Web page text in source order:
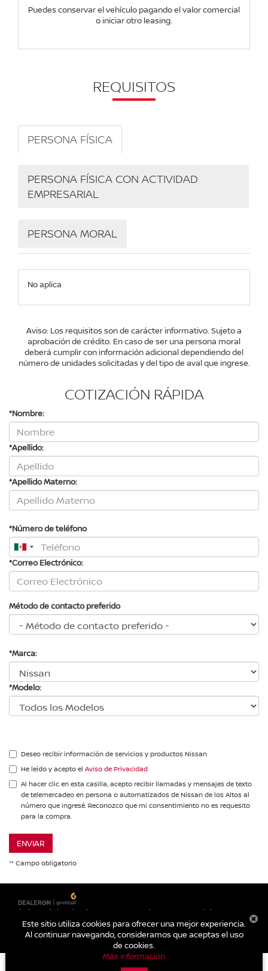
Puedes conservar el vehículo pagando el valor comercial
o iniciar otro leasing.
REQUISITOS
PERSONA FÍSICA
PERSONA FÍSICA CON ACTIVIDAD
EMPRESARIAL
PERSONA MORAL
No aplica
Aviso: Los requisitos son de carácter informativo. Sujeto a
aprobación de crédito. En caso de ser una persona moral
deberá cumplir con información adicional dependiendo del
número de unidades solicitadas y del tipo de aval que ingrese.
COTIZACIÓN RÁPIDA
*Nombre:
*Apellido:
*Apellido Materno:
*Número de teléfono
*Correo Electrónico:
Método de contacto preferido
*Marca:
*Modelo:
Deseo recibir información de servicios y productos Nissan
He leído y acepto el Aviso de Privacidad
Al hacer clic en esta casilla, acepto recibir llamadas y mensajes de texto
de telemercadeo en persona o automatizados de Nissan de los Altos al
número que ingresé. Reconozco que mi consentimiento no es requesito
para la compra.
ENVIAR
** Campo obligatorio
| Nissan de los Altos | Carretera a Lagos km. 2,
San Juan de los
Lagos, Jalisco,México47030 | Autos nuevos: 395-785-
1000 |Contáctanos |Aviso de Privacidad|Mapa del sitio
Este sitio utiliza cookies para ofrecer una mejor experiencia.
Al continuar navegando, consideramos que aceptas el uso
de cookies.
Más información